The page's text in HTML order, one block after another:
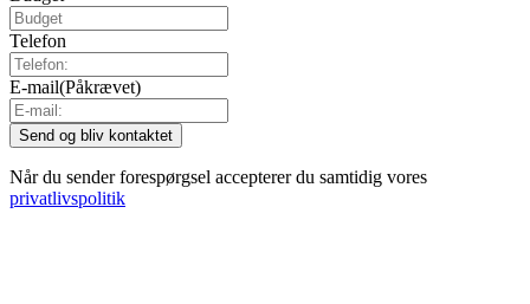
Telefon
E-mail(Påkrævet)
Når du sender forespørgsel accepterer du samtidig vores
privatlivspolitik